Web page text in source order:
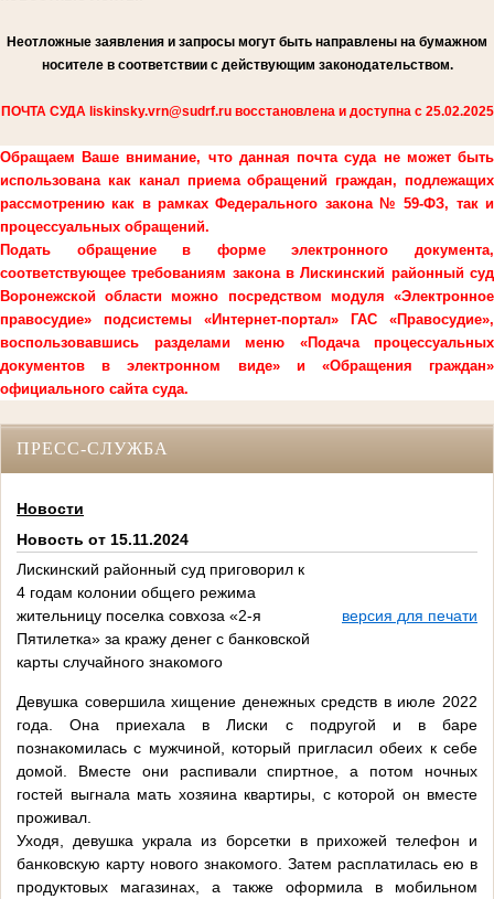
Неотложные заявления и запросы могут быть направлены на бумажном
носителе в соответствии с действующим законодательством.
ПОЧТА СУДА liskinsky.vrn@sudrf.ru восстановлена и доступна с 25.02.2025
Обращаем Ваше внимание, что данная почта суда не может быть
использована как канал приема обращений граждан, подлежащих
рассмотрению как в рамках Федерального закона № 59-ФЗ, так и
процессуальных обращений.
Подать обращение в форме электронного документа,
соответствующее требованиям закона в Лискинский районный суд
Воронежской области можно посредством модуля «Электронное
правосудие» подсистемы «Интернет-портал» ГАС «Правосудие»,
воспользовавшись разделами меню «Подача процессуальных
документов в электронном виде» и «Обращения граждан»
официального сайта суда.
ПРЕСС-СЛУЖБА
Новости
Новость от 15.11.2024
Лискинский районный суд приговорил к
4 годам колонии общего режима
жительницу поселка совхоза «2-я
Пятилетка» за кражу денег с банковской
карты случайного знакомого
версия для печати
Девушка совершила хищение денежных средств в июле 2022
года. Она приехала в Лиски с подругой и в баре
познакомилась с мужчиной, который пригласил обеих к себе
домой. Вместе они распивали спиртное, а потом ночных
гостей выгнала мать хозяина квартиры, с которой он вместе
проживал.
Уходя, девушка украла из борсетки в прихожей телефон и
банковскую карту нового знакомого. Затем расплатилась ею в
продуктовых магазинах, а также оформила в мобильном